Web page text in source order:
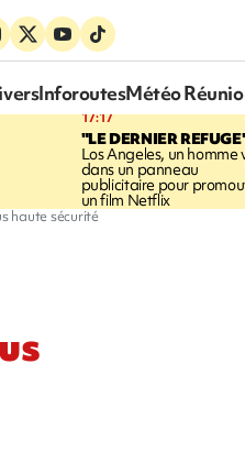
InforoutesMétéo
17:17
"LE DERNIER
Los Angeles, un homme
dans un panneau
publicitaire pour
un film Netflix
haute sécurité